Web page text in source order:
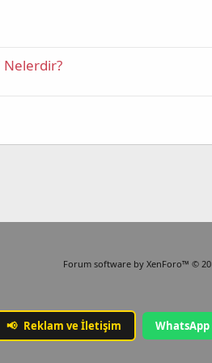
Nelerdir?
Forum software by XenForo™ ©
📢 Reklam ve İletişim WhatsApp